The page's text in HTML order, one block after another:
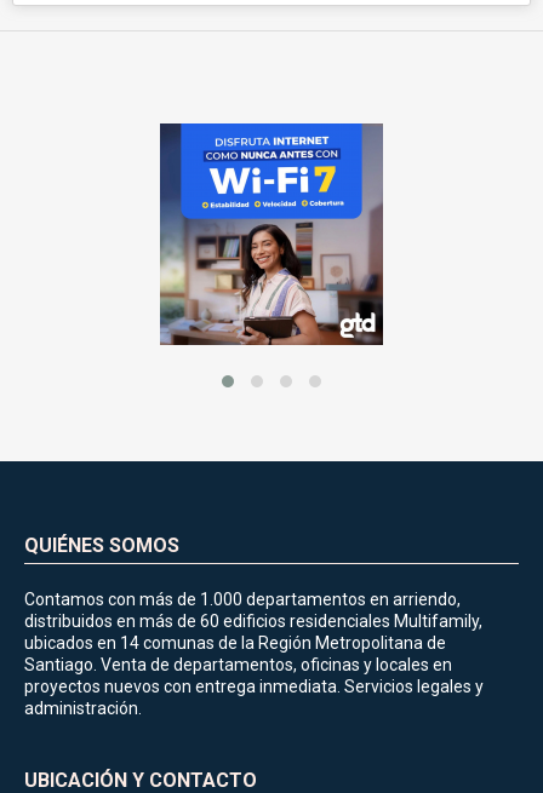
QUIÉNES SOMOS
Contamos con más de 1.000 departamentos en arriendo,
distribuidos en más de 60 edificios residenciales Multifamily,
ubicados en 14 comunas de la Región Metropolitana de
Santiago. Venta de departamentos, oficinas y locales en
proyectos nuevos con entrega inmediata. Servicios legales y
administración.
UBICACIÓN Y CONTACTO